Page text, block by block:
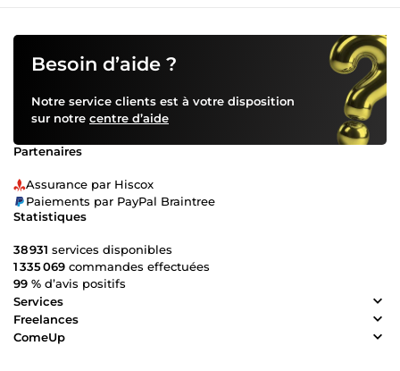
Besoin d’aide ?
Notre service clients est à votre disposition
sur notre centre d’aide
Partenaires
Assurance par Hiscox
Paiements par PayPal Braintree
Statistiques
38 931 services disponibles
1 335 069 commandes effectuées
99 % d’avis positifs
Services
Freelances
ComeUp